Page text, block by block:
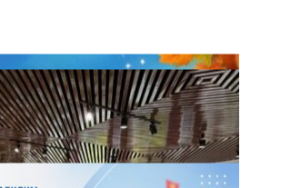
Последние новости